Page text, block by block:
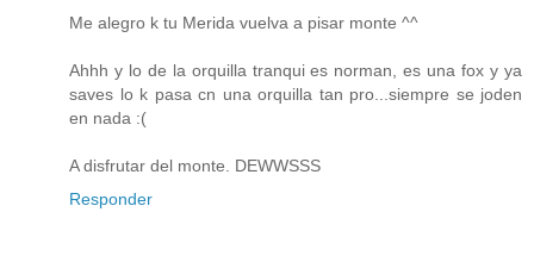
Me alegro k tu Merida vuelva a pisar monte ^^
Ahhh y lo de la orquilla tranqui es norman, es una fox y ya
saves lo k pasa cn una orquilla tan pro...siempre se joden
en nada :(
A disfrutar del monte. DEWWSSS
Responder